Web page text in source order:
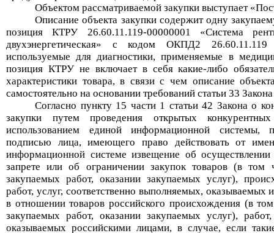
Объектом рассматриваемой закупки выступает «
Описание объекта закупкисодержит одну
позиция КТРУ 26.60.11.119-00000001 «Система
двухэнергетическая» с кодом ОКПД2 26.60.11.119
используемые для диагностики, применяемые в
позиция КТРУ не включает в себякакие-либо
характеристики товара, в связи с чем описание
самостоятельно на основании требований статьи 33
Согласно пункту 15 части 1 статьи 42 Закона о
закупки путем проведения открытых
использованием единой информационной системы,
подписью лица, имеющего право действовать от
информационной системе извещение об
запрете или об ограничении закупок товаров (в том
закупаемых работ, оказании закупаемых услуг),
работ, услуг, соответственно выполняемых,
в отношении товаров российского происхождения (в
закупаемых работ, оказании закупаемых услуг),
оказываемых российскими лицами, в случае, если